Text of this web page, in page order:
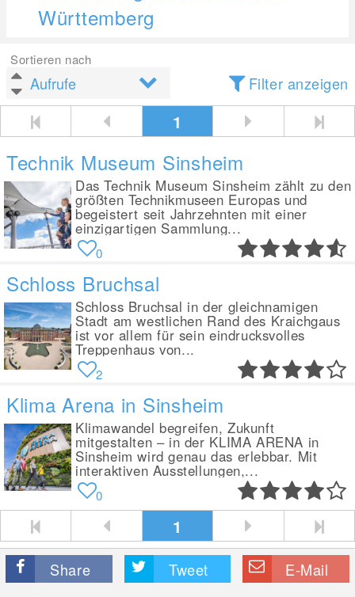
Württemberg
Sortieren nach
Filter anzeigen
1
Technik Museum Sinsheim
Das Technik Museum Sinsheim zählt zu den
größten Technikmuseen Europas und
begeistert seit Jahrzehnten mit einer
einzigartigen Sammlung...
0
Schloss Bruchsal
Schloss Bruchsal in der gleichnamigen
Stadt am westlichen Rand des Kraichgaus
ist vor allem für sein eindrucksvolles
Treppenhaus von...
2
Klima Arena in Sinsheim
Klimawandel begreifen, Zukunft
mitgestalten – in der KLIMA ARENA in
Sinsheim wird genau das erlebbar. Mit
interaktiven Ausstellungen,...
0
1
Share Tweet E-Mail